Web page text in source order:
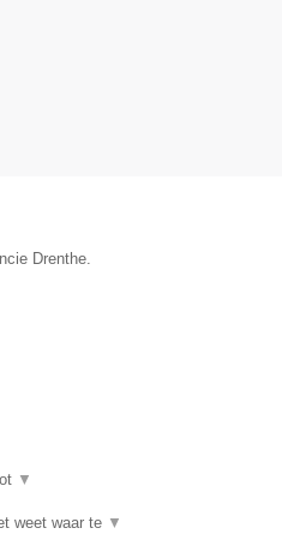
Drenthe.
▼
weet waar te ▼